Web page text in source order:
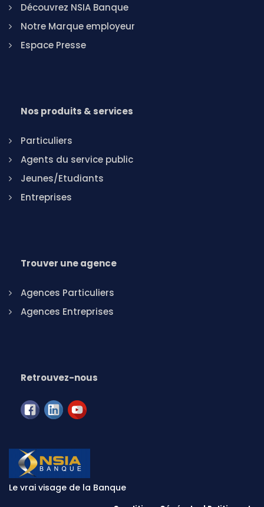
Découvrez NSIA Banque
Notre Marque employeur
Espace Presse
Nos produits & services
Particuliers
Agents du service public
Jeunes/Etudiants
Entreprises
Trouver une agence
Agences Particuliers
Agences Entreprises
Retrouvez-nous
Le vrai visage de la Banque